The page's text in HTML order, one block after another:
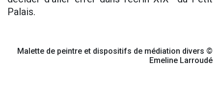
Palais.
Malette de peintre et dispositifs de médiation divers ©
Emeline Larroudé